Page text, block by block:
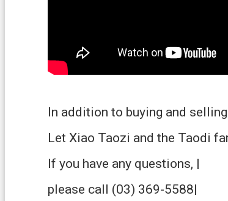
In addition to buying and
Let Xiao Taozi and the Taodi
If you have any questions, |
please call (03) 369-5588|